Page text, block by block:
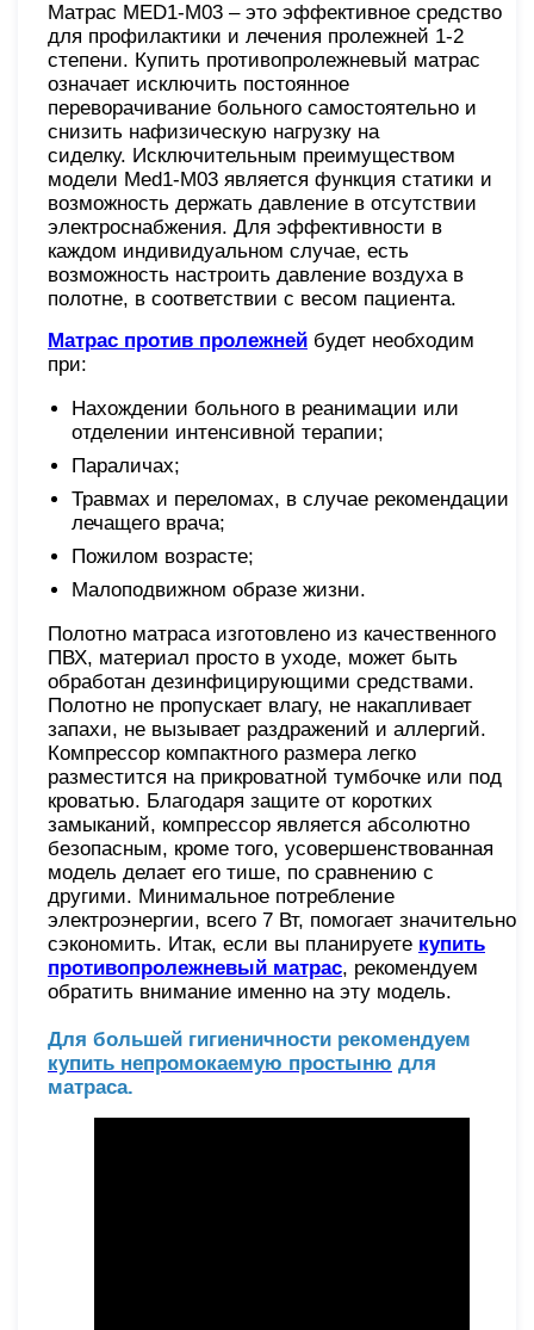
Матрас MED1-M03 – это эффективное средство
для профилактики и лечения пролежней 1-2
степени. Купить противопролежневый матрас
означает исключить постоянное
переворачивание больного самостоятельно и
снизить нафизическую нагрузку на
сиделку. Исключительным преимуществом
модели Med1-M03 является функция статики и
возможность держать давление в отсутствии
электроснабжения. Для эффективности в
каждом индивидуальном случае, есть
возможность настроить давление воздуха в
полотне, в соответствии с весом пациента.
Матрас против пролежней будет необходим
при:
Нахождении больного в реанимации или
отделении интенсивной терапии;
Параличах;
Травмах и переломах, в случае рекомендации
лечащего врача;
Пожилом возрасте;
Малоподвижном образе жизни.
Полотно матраса изготовлено из качественного
ПВХ, материал просто в уходе, может быть
обработан дезинфицирующими средствами.
Полотно не пропускает влагу, не накапливает
запахи, не вызывает раздражений и аллергий.
Компрессор компактного размера легко
разместится на прикроватной тумбочке или под
кроватью. Благодаря защите от коротких
замыканий, компрессор является абсолютно
безопасным, кроме того, усовершенствованная
модель делает его тише, по сравнению с
другими. Минимальное потребление
электроэнергии, всего 7 Вт, помогает значительно
сэкономить. Итак, если вы планируете купить
противопролежневый матрас, рекомендуем
обратить внимание именно на эту модель.
Для большей гигиеничности рекомендуем
купить непромокаемую простыню для
матраса.